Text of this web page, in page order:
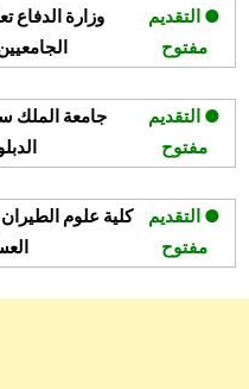
المملكة
● التقديم
مفتوح
وزارة الدفاع
الجامعيين
● التقديم
مفتوح
جامعة الملك
● التقديم
مفتوح
كلية علوم الطيران